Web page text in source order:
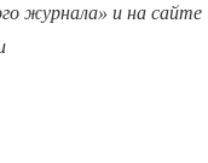
журнала» и на сайте